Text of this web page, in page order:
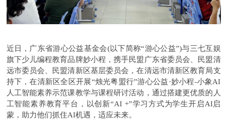
近日，广东省游心公益基金会(以下简称“游心公益”)与三七互娱
旗下少儿编程教育品牌妙小程，携手民盟广东省委员会、民盟清
远市委员会、民盟清新区基层委员会，在清远市清新区教育局支
持下，在清新区全区开展“烛光粤盟行”游心公益·妙小程-小象AI
人工智能素养示范课教学与课程研讨活动，通过搭建更优质的人
工智能素养教育平台，以创新“AI +”学习方式为学生开启AI启
蒙，助力他们抓住AI机遇，适应未来。